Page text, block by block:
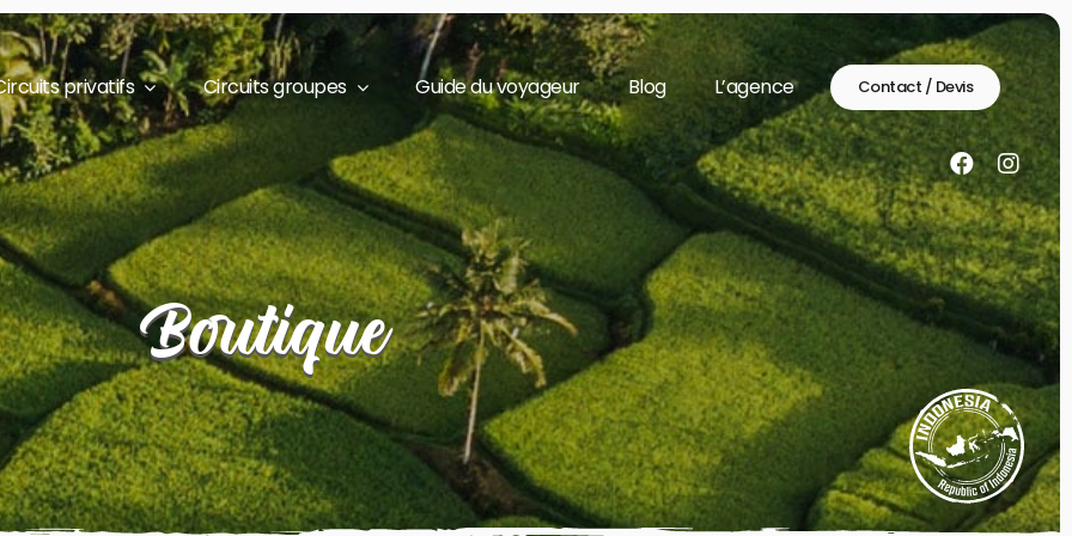
privatifs Circuits groupes Guide du voyageur Blog L’agence Contact / Devis
Boutique